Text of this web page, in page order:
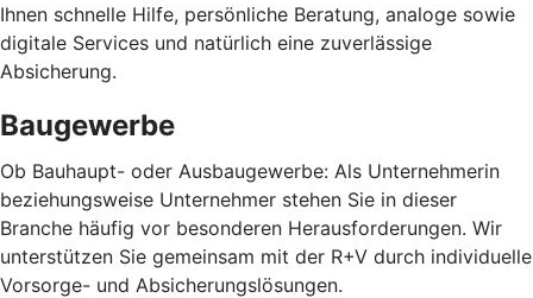
Ihnen schnelle Hilfe, persönliche Beratung, analoge sowie
digitale Services und natürlich eine zuverlässige
Absicherung.
Baugewerbe
Ob Bauhaupt- oder Ausbaugewerbe: Als Unternehmerin
beziehungsweise Unternehmer stehen Sie in dieser
Branche häufig vor besonderen Herausforderungen. Wir
unterstützen Sie gemeinsam mit der R+V durch individuelle
Vorsorge- und Absicherungslösungen.